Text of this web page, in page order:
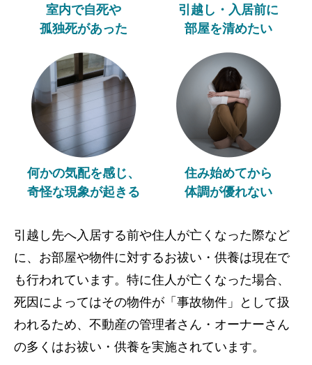
室内で自死や
孤独死があった
引越し・入居前に
部屋を清めたい
何かの気配を感じ、
奇怪な現象が起きる
住み始めてから
体調が優れない
引越し先へ入居する前や住人が亡くなった際など
に、お部屋や物件に対するお祓い・供養は現在で
も行われています。特に住人が亡くなった場合、
死因によってはその物件が「事故物件」として扱
われるため、不動産の管理者さん・オーナーさん
の多くはお祓い・供養を実施されています。